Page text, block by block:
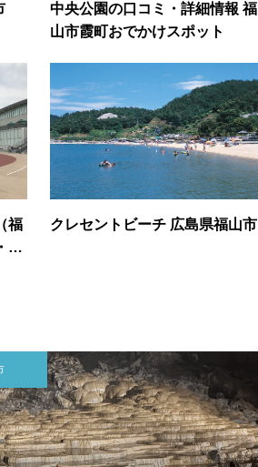
中央公園の口コミ・詳細情報 福
山市霞町おでかけスポット
福
詳
クレセントビーチ 広島県福山市